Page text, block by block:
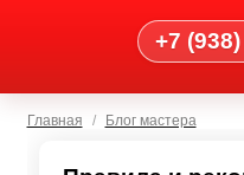
+7
Главная Блог мастера